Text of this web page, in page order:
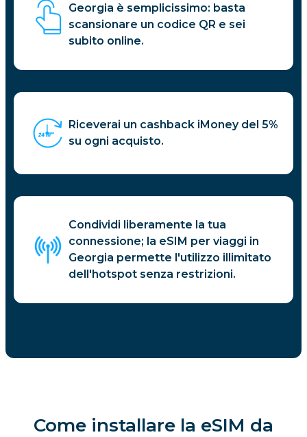
Georgia è semplicissimo: basta
scansionare un codice QR e sei
subito online.
Riceverai un cashback iMoney del 5%
su ogni acquisto.
Condividi liberamente la tua
connessione; la eSIM per viaggi in
Georgia permette l'utilizzo illimitato
dell'hotspot senza restrizioni.
Come installare la eSIM da